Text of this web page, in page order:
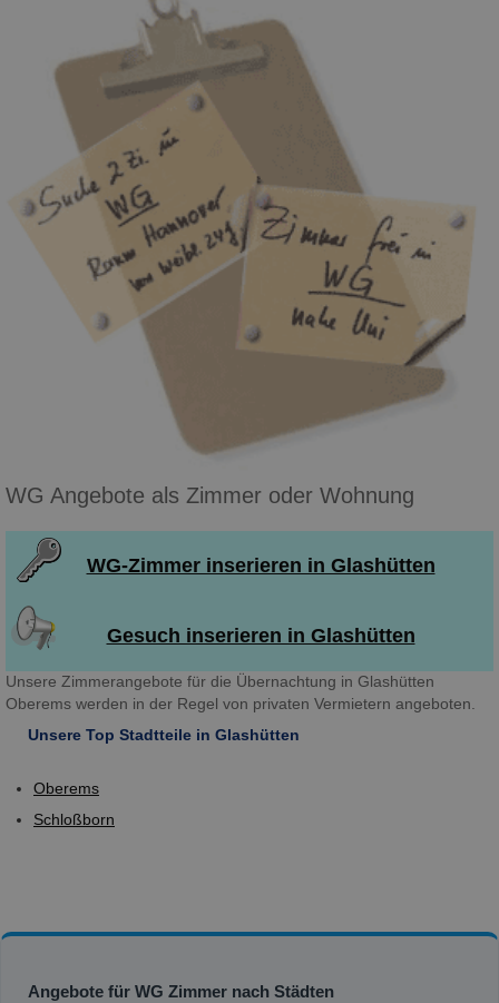
WG Angebote als Zimmer oder Wohnung
WG-Zimmer inserieren in Glashütten
Gesuch inserieren in Glashütten
Unsere Zimmerangebote für die Übernachtung in Glashütten
Oberems werden in der Regel von privaten Vermietern angeboten.
Unsere Top Stadtteile in Glashütten
Oberems
Schloßborn
Angebote für WG Zimmer nach Städten